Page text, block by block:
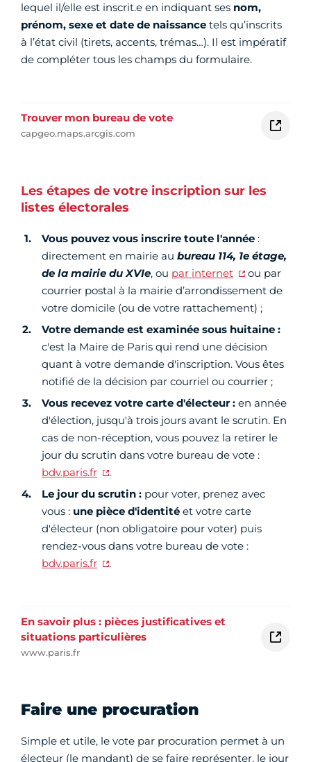
lequel il/elle est inscrit.e en indiquant ses nom,
prénom, sexe et date de naissance tels qu’inscrits
à l’état civil (tirets, accents, trémas…). Il est impératif
de compléter tous les champs du formulaire.
Trouver mon bureau de vote
capgeo.maps.arcgis.com
Les étapes de votre inscription sur les
listes électorales
Vous pouvez vous inscrire toute l'année :
directement en mairie au bureau 114, 1e étage,
de la mairie du XVIe, ou par internet
ou par
courrier postal à la mairie d’arrondissement de
votre domicile (ou de votre rattachement) ;
Votre demande est examinée sous huitaine :
c'est la Maire de Paris qui rend une décision
quant à votre demande d'inscription. Vous êtes
notifié de la décision par courriel ou courrier ;
Vous recevez votre carte d'électeur : en année
d'élection, jusqu'à trois jours avant le scrutin. En
cas de non-réception, vous pouvez la retirer le
jour du scrutin dans votre bureau de vote :
bdv.paris.fr
.
Le jour du scrutin : pour voter, prenez avec
vous : une pièce d'identité et votre carte
d'électeur (non obligatoire pour voter) puis
rendez-vous dans votre bureau de vote :
bdv.paris.fr
.
En savoir plus : pièces justificatives et
situations particulières
www.paris.fr
Faire une procuration
Simple et utile, le vote par procuration permet à un
électeur (le mandant) de se faire représenter, le jour